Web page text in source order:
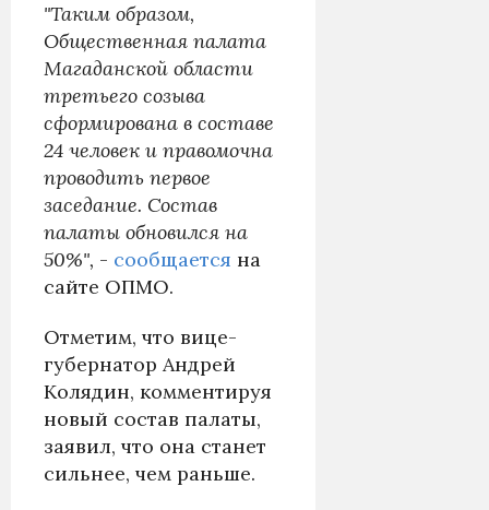
"Таким образом,
Общественная палата
Магаданской области
третьего созыва
сформирована в составе
24 человек и правомочна
проводить первое
заседание. Состав
палаты обновился на
50%", - сообщается на
сайте ОПМО.
Отметим, что вице-
губернатор Андрей
Колядин, комментируя
новый состав палаты,
заявил, что она станет
сильнее, чем раньше.